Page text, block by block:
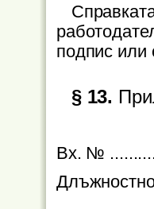
подпис или
§ 13.
Вх. №